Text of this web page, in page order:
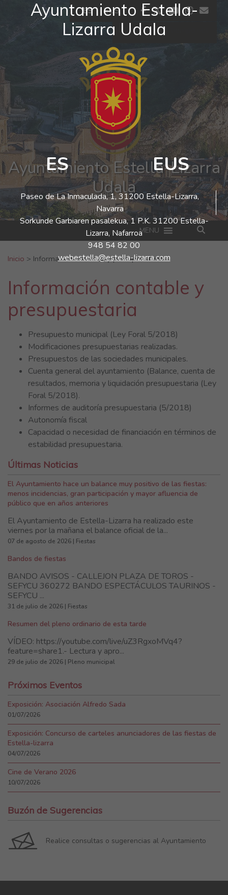
Ayuntamiento Estella-
Lizarra Udala
ES EUS
Paseo de La Inmaculada, 1, 31200 Estella-Lizarra,
Navarra
Sorkunde Garbiaren pasalekua, 1 P.K. 31200 Estella-
Lizarra, Nafarroa
948 54 82 00
webestella@estella-lizarra.com
Ir al contenido ES EUS facebook
twitter
youtube
El tiempo - Tutiempo.net
Ayuntamiento Estella-Lizarra
Udala
MENU
Buscar:
Inicio > Información contable y presupuestaria
Información contable y
presupuestaria
Presupuesto municipal (Ley Foral 5/2018)
Modificaciones presupuestarias realizadas.
Presupuestos de las sociedades municipales.
Cuenta general del ayuntamiento (Balance, cuenta de
resultados, memoria y liquidación presupuestaria (Ley
Foral 5/2018).
Informes de auditoría presupuestaria (5/2018)
Autonomía fiscal
Capacidad o necesidad de financiación en términos de
estabilidad presupuestaria.
Últimas Noticias
El Ayuntamiento hace un balance muy positivo de las fiestas:
menos incidencias, gran participación y mayor afluencia de
público que en años anteriores
El Ayuntamiento de Estella-Lizarra ha realizado este
viernes por la mañana el balance oficial de la...
07 de agosto de 2026 | Fiestas
Bandos de fiestas
BANDO AVISOS - CALLEJON PLAZA DE TOROS -
SEFYCU 360272 BANDO ESPECTÁCULOS TAURINOS -
SEFYCU ...
31 de julio de 2026 | Fiestas
Resumen del pleno ordinario de esta tarde
VÍDEO: https://youtube.com/live/uZ3RgxoMVq4?
feature=share1.- Lectura y apro...
29 de julio de 2026 | Pleno municipal
Próximos Eventos
Exposición: Asociación Alfredo Sada
01/07/2026
Exposición: Concurso de carteles anunciadores de las fiestas de
Estella-lizarra
04/07/2026
Cine de Verano 2026
10/07/2026
Buzón de Sugerencias
Realice consultas o sugerencias al Ayuntamiento